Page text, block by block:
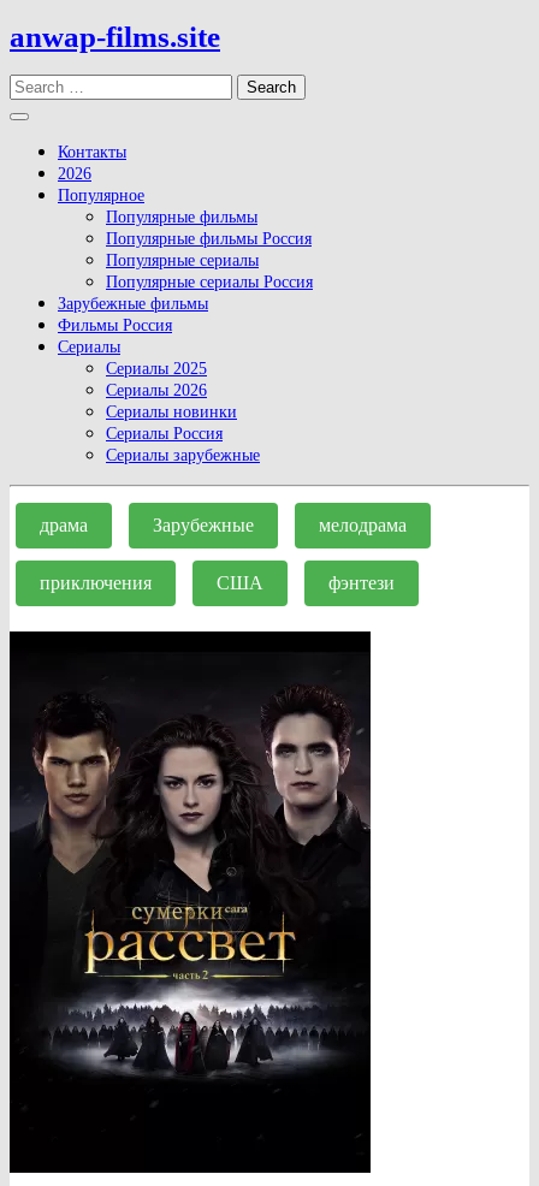
Skip
to
content
anwap-films.site
Search
Open
Button
Контакты
2026
Популярное
Популярные фильмы
Популярные фильмы Россия
Популярные сериалы
Популярные сериалы Россия
Зарубежные фильмы
Фильмы Россия
Сериалы
Сериалы 2025
Сериалы 2026
Сериалы новинки
Сериалы Россия
Сериалы зарубежные
Close
Button
драма Зарубежные мелодрама
приключения США фэнтези